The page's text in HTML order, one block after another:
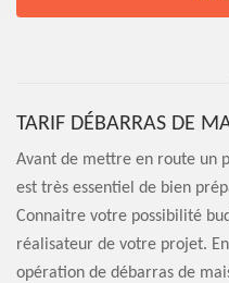
TARIF DÉBARRAS DE
Avant de mettre en route un
est très essentiel de bien
Connaitre votre possibilité
réalisateur de votre projet.
opération de débarras de